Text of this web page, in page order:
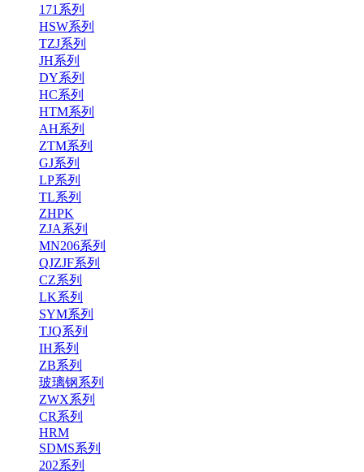
171系列
HSW系列
TZJ系列
JH系列
DY系列
HC系列
HTM系列
AH系列
ZTM系列
GJ系列
LP系列
TL系列
ZHPK
ZJA系列
MN206系列
QJZJF系列
CZ系列
LK系列
SYM系列
TJQ系列
IH系列
ZB系列
玻璃钢系列
ZWX系列
CR系列
HRM
SDMS系列
202系列